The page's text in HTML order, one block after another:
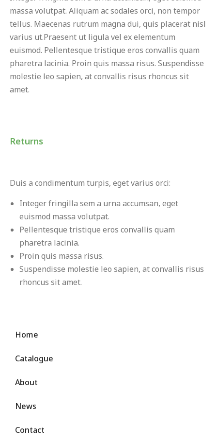
massa volutpat. Aliquam ac sodales orci, non tempor
tellus. Maecenas rutrum magna dui, quis placerat nisl
varius ut.Praesent ut ligula vel ex elementum
euismod. Pellentesque tristique eros convallis quam
pharetra lacinia. Proin quis massa risus. Suspendisse
molestie leo sapien, at convallis risus rhoncus sit
amet.
Returns
Duis a condimentum turpis, eget varius orci:
Integer fringilla sem a urna accumsan, eget
euismod massa volutpat.
Pellentesque tristique eros convallis quam
pharetra lacinia.
Proin quis massa risus.
Suspendisse molestie leo sapien, at convallis risus
rhoncus sit amet.
Home
Catalogue
About
News
Contact